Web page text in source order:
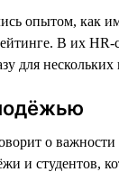
опытом, как
В их HR-
для
о
и студентов,